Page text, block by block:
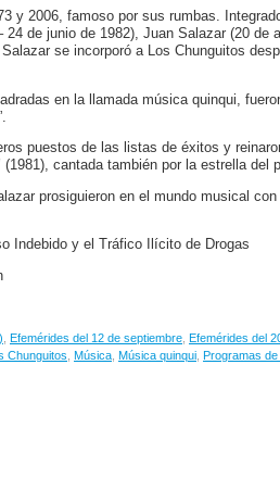
y 2006, famoso por sus rumbas.
de junio de 1982), Juan Salazar (20 de
se incorporó a Los Chunguitos
en la llamada música quinqui,
puestos de las listas de éxitos y
cantada también por la estrella del
prosiguieron en el mundo musical con
Indebido y el Tráfico Ilícito de Drogas
Efemérides del 12 de septiembre Efemérides del
Chunguitos Música Música quinqui Programas